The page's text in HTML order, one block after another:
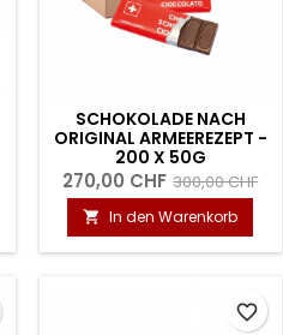
SCHOKOLADE NACH
ORIGINAL ARMEEREZEPT -
200 X 50G
270,00 CHF 300,00 CHF
 In den Warenkorb
favorite_border